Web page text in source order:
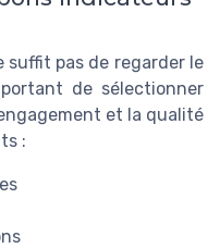
suffit pas de regarder le
de sélectionner
et la qualité
: